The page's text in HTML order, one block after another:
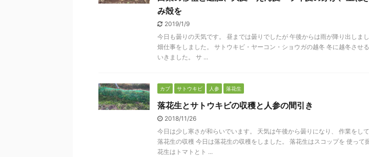
み殻を
2019/1/9
今日も曇りの天気です。 昼までは曇りでしたが 午後からは雨が降り出しま
畑仕事をしました。 サトウキビ・ヤーコン・ショウガの越冬 冬に越冬させ
いきました。 サ ...
カブ サトウキビ 人参 落花生
落花生とサトウキビの収穫と人参の間引き
2018/11/26
今日は少し寒さが和らいでいます。 天気は午後から曇りになり、 作業をして
落花生の収穫 今日は落花生の収穫をしました。 落花生はスコップを 使って
花生はトマトとト ...